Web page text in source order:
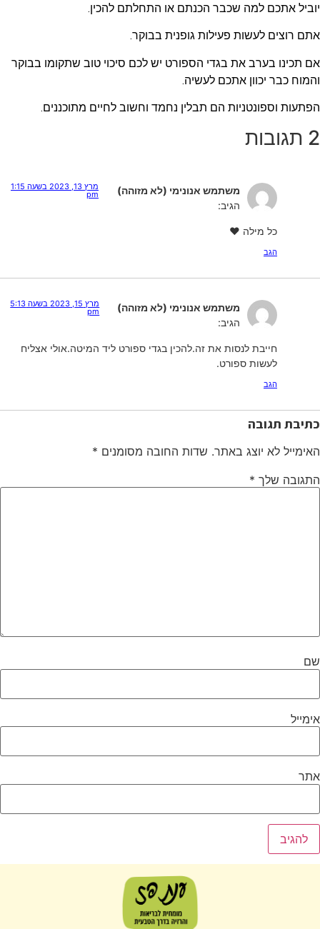
יוביל אתכם למה שכבר הכנתם או התחלתם להכין.
אתם רוצים לעשות פעילות גופנית בבוקר.
אם תכינו בערב את בגדי הספורט יש לכם סיכוי טוב שתקומו בבוקר
והמוח כבר יכוון אתכם לעשיה.
הפתעות וספונטניות הם תבלין נחמד וחשוב לחיים מתוכננים.
2 תגובות
משתמש אנונימי (לא מזוהה)
הגיב:
מרץ 13, 2023 בשעה 1:15
pm
כל מילה ❤️
הגב
משתמש אנונימי (לא מזוהה)
הגיב:
מרץ 15, 2023 בשעה 5:13
pm
חייבת לנסות את זה.להכין בגדי ספורט ליד המיטה.אולי אצליח
לעשות ספורט.
הגב
כתיבת תגובה
האימייל לא יוצג באתר. שדות החובה מסומנים *
התגובה שלך *
שם
אימייל
אתר